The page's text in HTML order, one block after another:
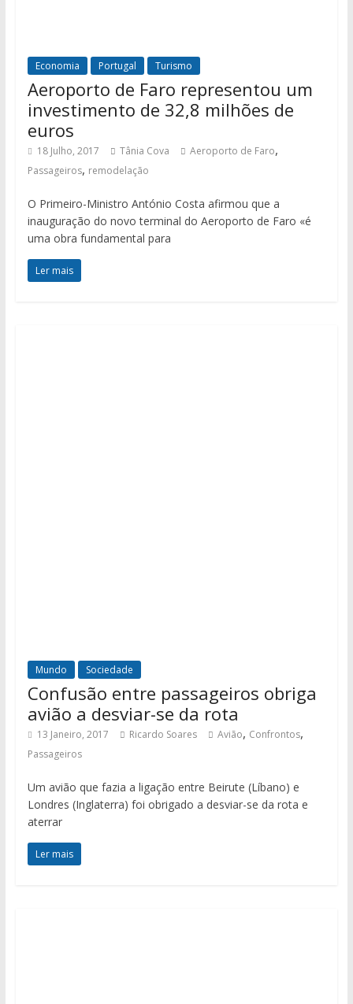
Economia Portugal Turismo
Aeroporto de Faro representou um
investimento de 32,8 milhões de
euros
18 Julho, 2017 Tânia Cova Aeroporto de Faro,
Passageiros, remodelação
O Primeiro-Ministro António Costa afirmou que a
inauguração do novo terminal do Aeroporto de Faro «é
uma obra fundamental para
Ler mais
Mundo Sociedade
Confusão entre passageiros obriga
avião a desviar-se da rota
13 Janeiro, 2017 Ricardo Soares Avião, Confrontos,
Passageiros
Um avião que fazia a ligação entre Beirute (Líbano) e
Londres (Inglaterra) foi obrigado a desviar-se da rota e
aterrar
Ler mais